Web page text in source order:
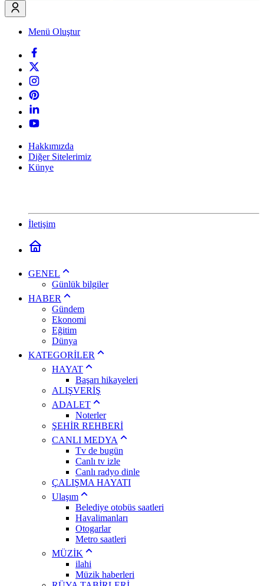
Menü Oluştur
Hakkımızda
Diğer Sitelerimiz
Künye
İletişim
GENEL
Günlük bilgiler
HABER
Gündem
Ekonomi
Eğitim
Dünya
KATEGORİLER
HAYAT
Başarı hikayeleri
ALIŞVERİŞ
ADALET
Noterler
ŞEHİR REHBERİ
CANLI MEDYA
Tv de bugün
Canlı tv izle
Canlı radyo dinle
ÇALIŞMA HAYATI
Ulaşım
Belediye otobüs saatleri
Havalimanları
Otogarlar
Metro saatleri
MÜZİK
ilahi
Müzik haberleri